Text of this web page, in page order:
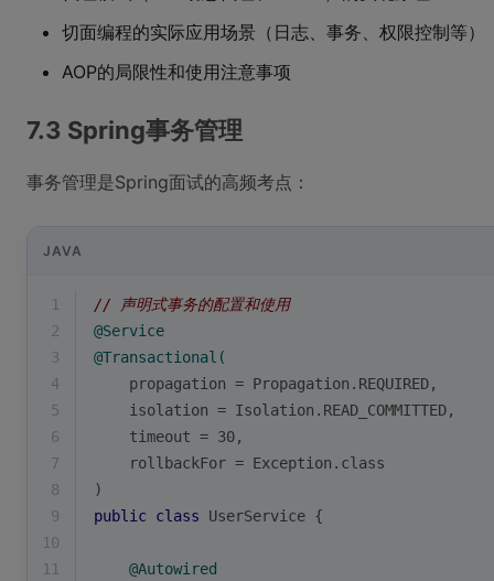
切面编程的实际应用场景（日志、事务、权限控制等）
AOP的局限性和使用注意事项
7.3 Spring事务管理
事务管理是Spring面试的高频考点：
JAVA
1
// 声明式事务的配置和使用
2
@Service
3
@Transactional(
4
    propagation = Propagation.REQUIRED,
5
    isolation = Isolation.READ_COMMITTED,
6
    timeout = 30,
7
    rollbackFor = Exception.class
8
)
9
public class UserService {
10
11
@Autowired